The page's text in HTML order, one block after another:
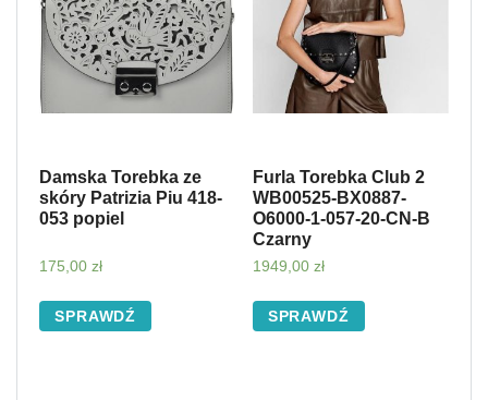
Damska Torebka ze
skóry Patrizia Piu 418-
053 popiel
175,00 zł
SPRAWDŹ
Furla Torebka Club 2
WB00525-BX0887-
O6000-1-057-20-CN-B
Czarny
1949,00 zł
SPRAWDŹ